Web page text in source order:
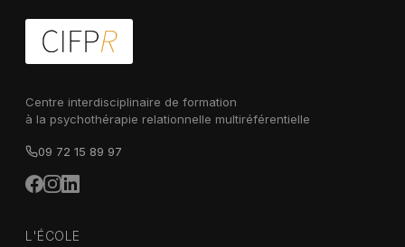
Centre interdisciplinaire de formation
à la psychothérapie relationnelle multiréférentielle
09 72 15 89 97
L'ÉCOLE